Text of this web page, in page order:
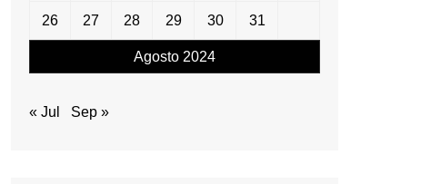
Agosto 2024
26 27 28 29 30 31
« Jul Sep »